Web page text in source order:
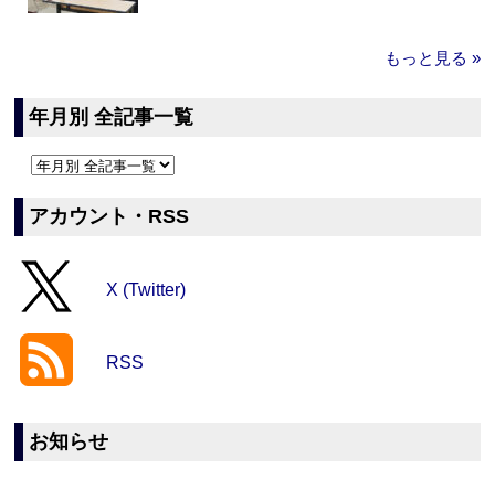
もっと見る »
年月別 全記事一覧
アカウント・RSS
X (Twitter)
RSS
お知らせ